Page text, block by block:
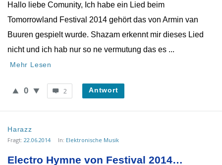
Hallo liebe Comunity, Ich habe ein Lied beim
Tomorrowland Festival 2014 gehört das von Armin van
Buuren gespielt wurde. Shazam erkennt mir dieses Lied
nicht und ich hab nur so ne vermutung das es ...
Mehr Lesen
0 2 Antwort
Harazz
Fragt: 22.06.2014 In: Elektronische Musik
Electro Hymne von Festival 2014…